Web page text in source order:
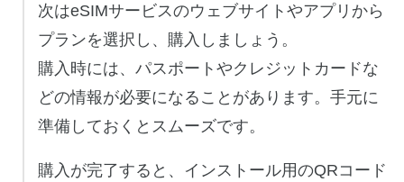
次はeSIMサービスのウェブサイトやアプリから
プランを選択し、購入しましょう。
購入時には、パスポートやクレジットカードな
どの情報が必要になることがあります。手元に
準備しておくとスムーズです。
購入が完了すると、インストール用のQRコード